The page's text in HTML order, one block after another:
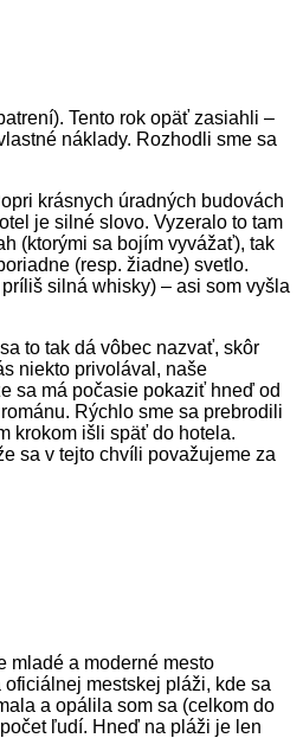
Tento rok opäť zasiahli –
náklady. Rozhodli sme sa
krásnych úradných budovách
je silné slovo. Vyzeralo to tam
(ktorými sa bojím vyvážať), tak
(resp. žiadne) svetlo.
silná whisky) – asi som vyšla
to tak dá vôbec nazvať, skôr
niekto privolával, naše
sa má počasie pokaziť hneď od
Rýchlo sme sa prebrodili
krokom išli späť do hotela.
sa v tejto chvíli považujeme za
mladé a moderné mesto
mestskej pláži, kde sa
a opálila som sa (celkom do
ľudí. Hneď na pláži je len